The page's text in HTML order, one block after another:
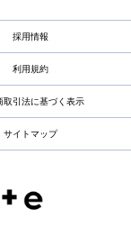
採用情報
利用規約
取引法に基づく表示
サイトマップ